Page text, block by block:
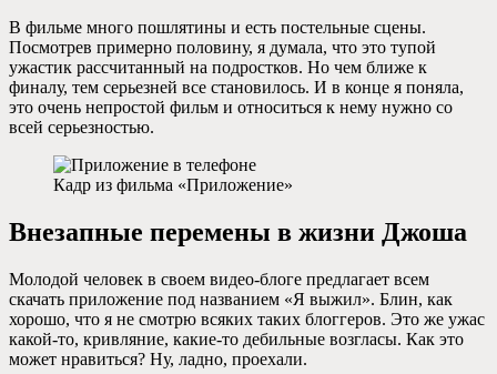
В фильме много пошлятины и есть постельные сцены.
Посмотрев примерно половину, я думала, что это тупой
ужастик рассчитанный на подростков. Но чем ближе к
финалу, тем серьезней все становилось. И в конце я поняла,
это очень непростой фильм и относиться к нему нужно со
всей серьезностью.
Кадр из фильма «Приложение»
Внезапные перемены в жизни Джоша
Молодой человек в своем видео-блоге предлагает всем
скачать приложение под названием «Я выжил». Блин, как
хорошо, что я не смотрю всяких таких блоггеров. Это же ужас
какой-то, кривляние, какие-то дебильные возгласы. Как это
может нравиться? Ну, ладно, проехали.